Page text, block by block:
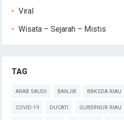
Viral
Wisata – Sejarah – Mistis
TAG
ARAB SAUDI BANJIR BBKSDA RIAU
COVID-19 DUCATI GUBERNUR RIAU